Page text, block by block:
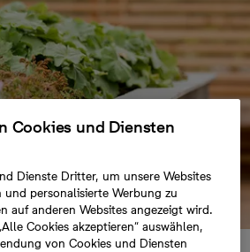
Cookies und Diensten
Dienste Dritter, um unsere Websites
personalisierte Werbung zu
auf anderen Websites angezeigt wird.
Cookies akzeptieren“ auswählen,
von Cookies und Diensten